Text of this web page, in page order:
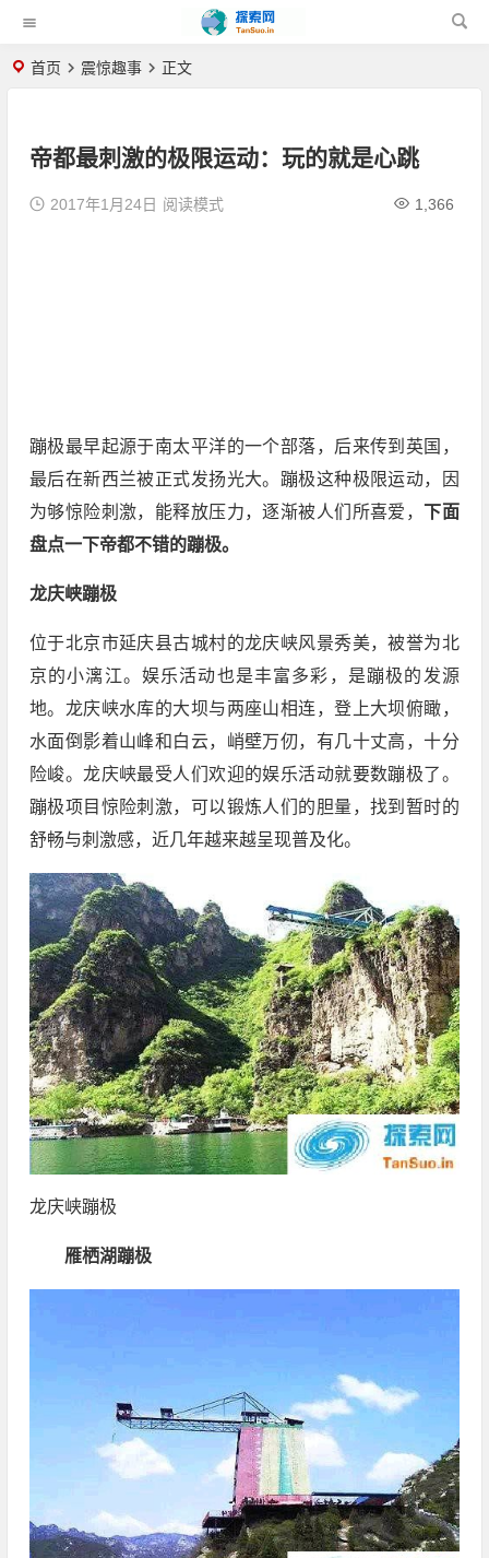
首页 震惊趣事 正文
帝都最刺激的极限运动：玩的就是心跳
2017年1月24日 1,366
阅读模式
蹦极最早起源于南太平洋的一个部落，后来传到英国，
最后在新西兰被正式发扬光大。蹦极这种极限运动，因
为够惊险刺激，能释放压力，逐渐被人们所喜爱，下面
盘点一下帝都不错的蹦极。
龙庆峡蹦极
位于北京市延庆县古城村的龙庆峡风景秀美，被誉为北
京的小漓江。娱乐活动也是丰富多彩，是蹦极的发源
地。龙庆峡水库的大坝与两座山相连，登上大坝俯瞰，
水面倒影着山峰和白云，峭壁万仞，有几十丈高，十分
险峻。龙庆峡最受人们欢迎的娱乐活动就要数蹦极了。
蹦极项目惊险刺激，可以锻炼人们的胆量，找到暂时的
舒畅与刺激感，近几年越来越呈现普及化。
龙庆峡蹦极
雁栖湖蹦极